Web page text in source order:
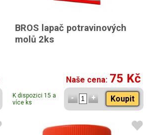
BROS lapač potravinových
molů 2ks
Naše cena: 75 Kč
K dispozici 15 a
více ks
Koupit